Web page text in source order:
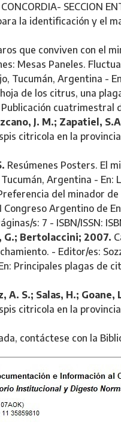
SECCION
la identificación y el
que conviven con el
Mesas Paneles.
Tucumán, Argentina -
de los citrus, una
J. M.; Zapatiel,
citricola en la
Resúmenes Posters. El
Argentina - En:
del minador
Congreso Argentino de
s: 7 - ISBN/ISSN:
G.; Bertolaccini; 2007.
- Editor/es:
Principales plagas de
A. S.; Salas, H.;
citricola en la
contáctese con la